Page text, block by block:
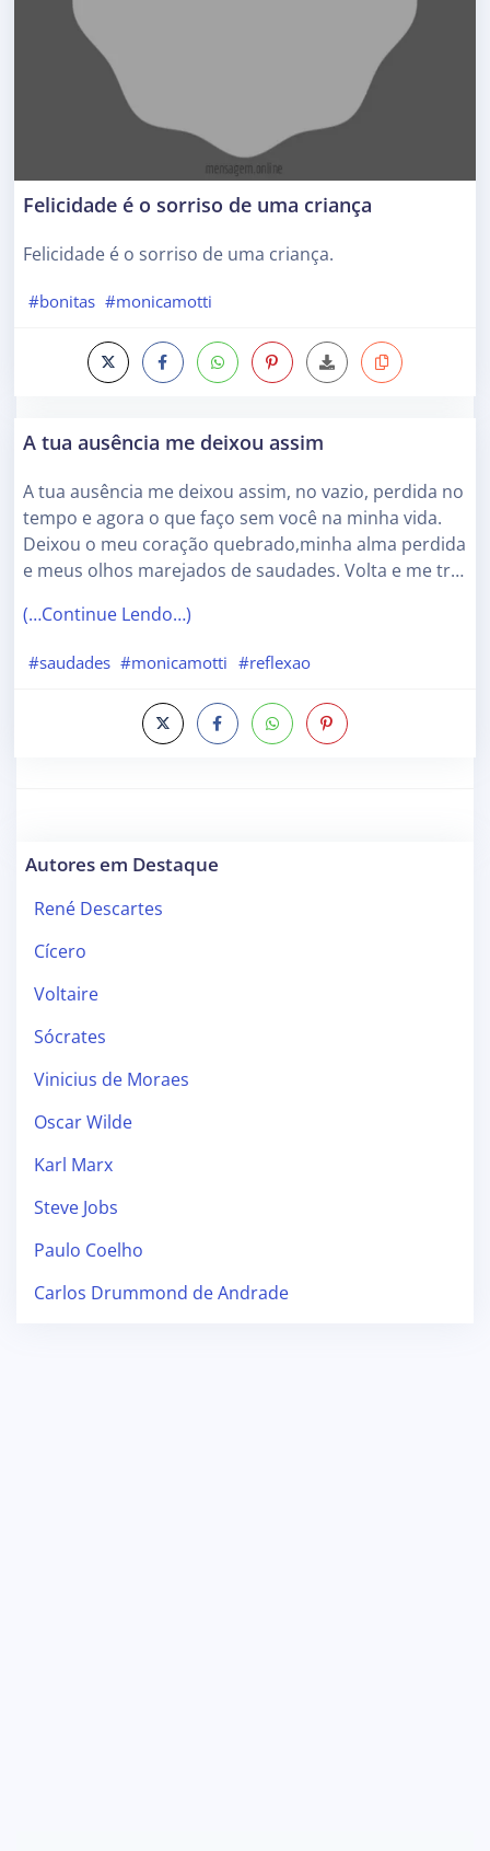
Felicidade é o sorriso de uma criança
Felicidade é o sorriso de uma criança.
#bonitas #monicamotti
A tua ausência me deixou assim
A tua ausência me deixou assim, no vazio, perdida no
tempo e agora o que faço sem você na minha vida.
Deixou o meu coração quebrado,minha alma perdida
e meus olhos marejados de saudades. Volta e me tr…
(…Continue Lendo…)
#saudades #monicamotti #reflexao
Autores em Destaque
René Descartes
Cícero
Voltaire
Sócrates
Vinicius de Moraes
Oscar Wilde
Karl Marx
Steve Jobs
Paulo Coelho
Carlos Drummond de Andrade